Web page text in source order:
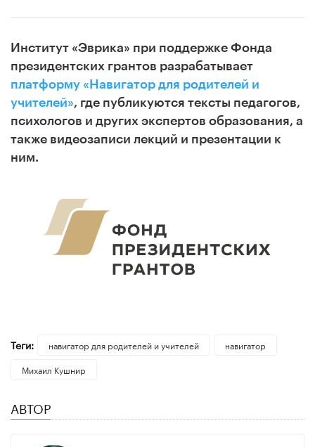
Институт «Эврика» при поддержке Фонда
президентских грантов разрабатывает
платформу «Навигатор для родителей и
учителей», где публикуются тексты педагогов,
психологов и других экспертов образования, а
также видеозаписи лекций и презентации к
ним.
Теги: навигатор для родителей и учителей
навигатор
Михаил Кушнир
АВТОР